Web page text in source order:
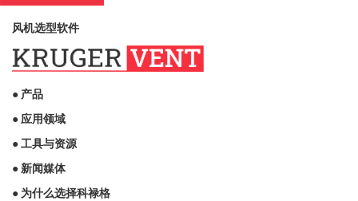
风机选型软件
● 产品
● 应用领域
● 工具与资源
● 新闻媒体
● 为什么选择科禄格